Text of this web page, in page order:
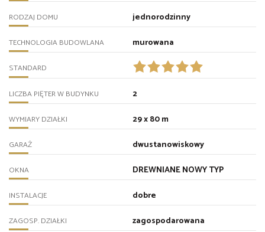
RODZAJ DOMU jednorodzinny
TECHNOLOGIA BUDOWLANA murowana
STANDARD
LICZBA PIĘTER W BUDYNKU 2
WYMIARY DZIAŁKI 29 x 80 m
GARAŻ dwustanowiskowy
OKNA DREWNIANE NOWY TYP
INSTALACJE dobre
ZAGOSP. DZIAŁKI zagospodarowana